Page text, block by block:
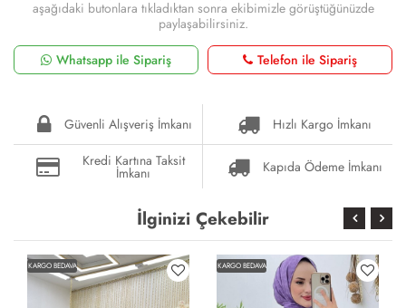
aşağıdaki butonlara tıkladıktan sonra ekibimizle görüştüğünüzde
paylaşabilirsiniz.
Whatsapp ile Sipariş
Telefon ile Sipariş
Güvenli Alışveriş İmkanı
Hızlı Kargo İmkanı
Kredi Kartına Taksit
İmkanı Kapıda Ödeme İmkanı
İlginizi Çekebilir
KARGO BEDAVA KARGO BEDAVA